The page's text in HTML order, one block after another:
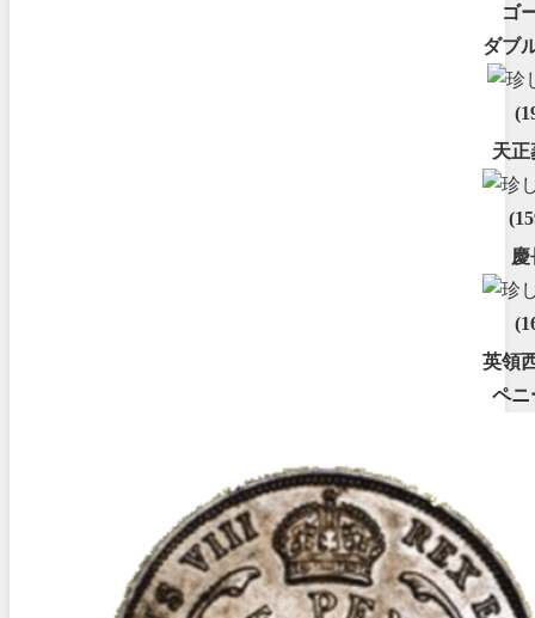
ゴ
ダブ
天正
英領
ペニ